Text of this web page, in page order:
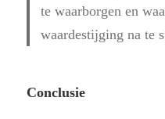
te waarborgen en
waardestijging na te
Conclusie